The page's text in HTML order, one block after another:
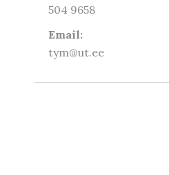
504 9658
Email:
tym@ut.ee